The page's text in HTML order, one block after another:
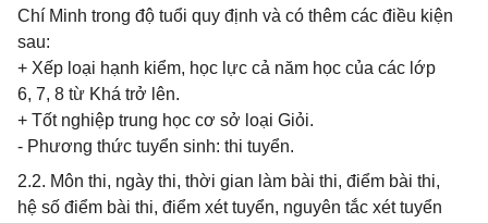
Chí Minh trong độ tuổi quy định và có thêm các điều kiện
sau:
+ Xếp loại hạnh kiểm, học lực cả năm học của các lớp
6, 7, 8 từ Khá trở lên.
+ Tốt nghiệp trung học cơ sở loại Giỏi.
- Phương thức tuyển sinh: thi tuyển.
2.2. Môn thi, ngày thi, thời gian làm bài thi, điểm bài thi,
hệ số điểm bài thi, điểm xét tuyển, nguyên tắc xét tuyển